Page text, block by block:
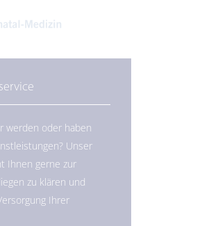
werden oder haben
Unser
Ihnen gerne zur
zu klären und
Ihrer